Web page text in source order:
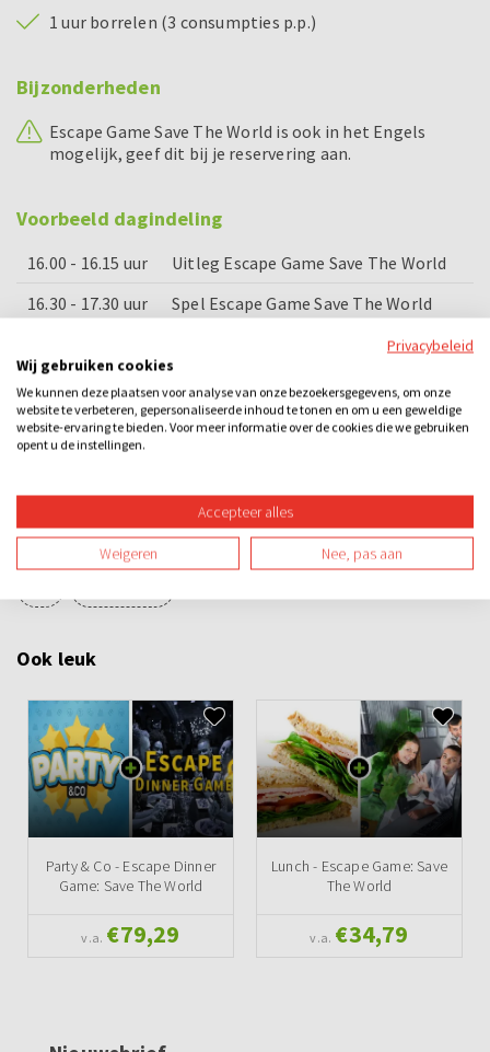
1 uur borrelen (3 consumpties p.p.)
Bijzonderheden
Escape Game Save The World is ook in het Engels
mogelijk, geef dit bij je reservering aan.
Voorbeeld dagindeling
16.00 - 16.15 uur
Uitleg Escape Game Save The World
16.30 - 17.30 uur
Spel Escape Game Save The World
18.00 - 19.00 uur
Borreluurtje
Categorieën
Escape room + VR Arrangementen Bedrijfsuitje Familie-uitje
Teamuitje Groepsuitje Vrijgezellenuitje Avond Binnen
Ook leuk
Party & Co - Escape Dinner
Game: Save The World
v.a. €79,29
Lunch - Escape Game: Save
The World
v.a. €34,79
Privacybeleid
Wij gebruiken cookies
We kunnen deze plaatsen voor analyse van onze bezoekersgegevens, om onze
website te verbeteren, gepersonaliseerde inhoud te tonen en om u een geweldige
website-ervaring te bieden. Voor meer informatie over de cookies die we gebruiken
opent u de instellingen.
Accepteer alles
Weigeren Nee, pas aan